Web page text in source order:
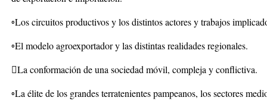
◦Los circuitos productivos y los distintos actores y trabajos
◦El modelo agroexportador y las distintas realidades regionales.
La conformación de una sociedad móvil, compleja y conflictiva.
◦La élite de los grandes terratenientes pampeanos, los sectores